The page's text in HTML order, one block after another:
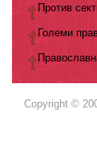
Против
Големи
Copyright ©